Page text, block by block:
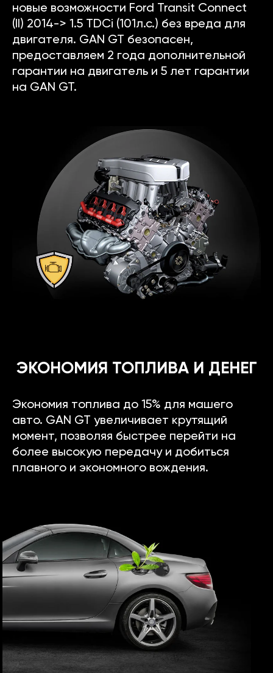
новые возможности Ford Transit Connect
(II) 2014-> 1.5 TDCi (101л.с.) без вреда для
двигателя. GAN GT безопасен,
предоставляем 2 года дополнительной
гарантии на двигатель и 5 лет гарантии
на GAN GT.
ЭКОНОМИЯ ТОПЛИВА И ДЕНЕГ
Экономия топлива до 15% для машего
авто. GAN GT увеличивает крутящий
момент, позволяя быстрее перейти на
более высокую передачу и добиться
плавного и экономного вождения.